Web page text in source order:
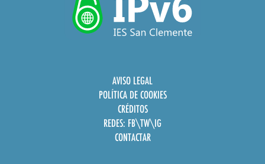
AVISO LEGAL
POLÍTICA DE COOKIES
CRÉDITOS
REDES: FB\TW\IG
CONTACTAR